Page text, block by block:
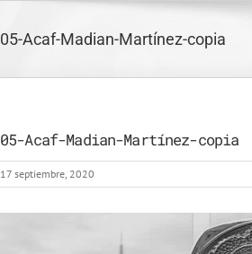
05-Acaf-Madian-Martínez-copia
05-Acaf-Madian-Martínez-copia
17 septiembre, 2020